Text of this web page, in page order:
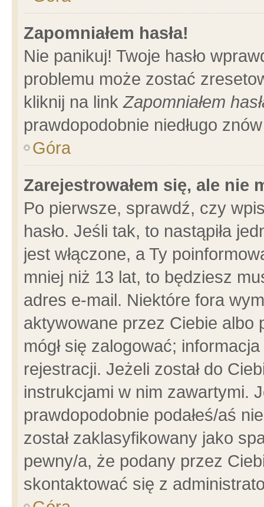
Zapomniałem hasła!
Nie panikuj! Twoje hasło
problemu może zostać
kliknij na linkZapomniałem
prawdopodobnie niedługo
Góra
Zarejestrowałem się, ale nie
Po pierwsze, sprawdź, czy
hasło. Jeśli tak, to nastąpiła
jest włączone, a Ty
mniej niż 13 lat, to będziesz
adres e-mail. Niektóre fora
aktywowane przez Ciebie albo
mógł się zalogować;
rejestracji. Jeżeli został do
instrukcjami w nim zawartymi.
prawdopodobnie podałeś/aś
został zaklasyfikowany jako
pewny/a, że podany przez
skontaktować się z